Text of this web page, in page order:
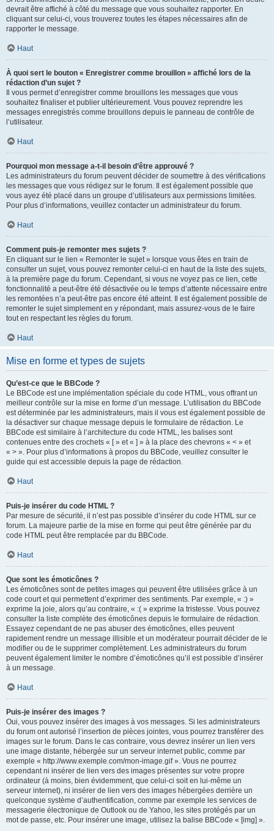
devrait être affiché à côté du message que vous souhaitez rapporter. En
cliquant sur celui-ci, vous trouverez toutes les étapes nécessaires afin de
rapporter le message.
Haut
À quoi sert le bouton « Enregistrer comme brouillon » affiché lors de la
rédaction d’un sujet ?
Il vous permet d’enregistrer comme brouillons les messages que vous
souhaitez finaliser et publier ultérieurement. Vous pouvez reprendre les
messages enregistrés comme brouillons depuis le panneau de contrôle de
l’utilisateur.
Haut
Pourquoi mon message a-t-il besoin d’être approuvé ?
Les administrateurs du forum peuvent décider de soumettre à des vérifications
les messages que vous rédigez sur le forum. Il est également possible que
vous ayez été placé dans un groupe d’utilisateurs aux permissions limitées.
Pour plus d’informations, veuillez contacter un administrateur du forum.
Haut
Comment puis-je remonter mes sujets ?
En cliquant sur le lien « Remonter le sujet » lorsque vous êtes en train de
consulter un sujet, vous pouvez remonter celui-ci en haut de la liste des sujets,
à la première page du forum. Cependant, si vous ne voyez pas ce lien, cette
fonctionnalité a peut-être été désactivée ou le temps d’attente nécessaire entre
les remontées n’a peut-être pas encore été atteint. Il est également possible de
remonter le sujet simplement en y répondant, mais assurez-vous de le faire
tout en respectant les règles du forum.
Haut
Mise en forme et types de sujets
Qu’est-ce que le BBCode ?
Le BBCode est une implémentation spéciale du code HTML, vous offrant un
meilleur contrôle sur la mise en forme d’un message. L’utilisation du BBCode
est déterminée par les administrateurs, mais il vous est également possible de
la désactiver sur chaque message depuis le formulaire de rédaction. Le
BBCode est similaire à l’architecture du code HTML, les balises sont
contenues entre des crochets « [ » et « ] » à la place des chevrons « < » et
« > ». Pour plus d’informations à propos du BBCode, veuillez consulter le
guide qui est accessible depuis la page de rédaction.
Haut
Puis-je insérer du code HTML ?
Par mesure de sécurité, il n’est pas possible d’insérer du code HTML sur ce
forum. La majeure partie de la mise en forme qui peut être générée par du
code HTML peut être remplacée par du BBCode.
Haut
Que sont les émoticônes ?
Les émoticônes sont de petites images qui peuvent être utilisées grâce à un
code court et qui permettent d’exprimer des sentiments. Par exemple, « :) »
exprime la joie, alors qu’au contraire, « :( » exprime la tristesse. Vous pouvez
consulter la liste complète des émoticônes depuis le formulaire de rédaction.
Essayez cependant de ne pas abuser des émoticônes, elles peuvent
rapidement rendre un message illisible et un modérateur pourrait décider de le
modifier ou de le supprimer complètement. Les administrateurs du forum
peuvent également limiter le nombre d’émoticônes qu’il est possible d’insérer
à un message.
Haut
Puis-je insérer des images ?
Oui, vous pouvez insérer des images à vos messages. Si les administrateurs
du forum ont autorisé l’insertion de pièces jointes, vous pourrez transférer des
images sur le forum. Dans le cas contraire, vous devrez insérer un lien vers
une image distante, hébergée sur un serveur internet public, comme par
exemple « http://www.exemple.com/mon-image.gif ». Vous ne pourrez
cependant ni insérer de lien vers des images présentes sur votre propre
ordinateur (à moins, bien évidemment, que celui-ci soit en lui-même un
serveur internet), ni insérer de lien vers des images hébergées derrière un
quelconque système d’authentification, comme par exemple les services de
messagerie électronique de Outlook ou de Yahoo, les sites protégés par un
mot de passe, etc. Pour insérer une image, utilisez la balise BBCode « [img] ».